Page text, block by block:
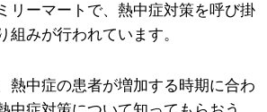
リーマートで、熱中症対策を呼び掛
組みが行われています。
熱中症の患者が増加する時期に合わ